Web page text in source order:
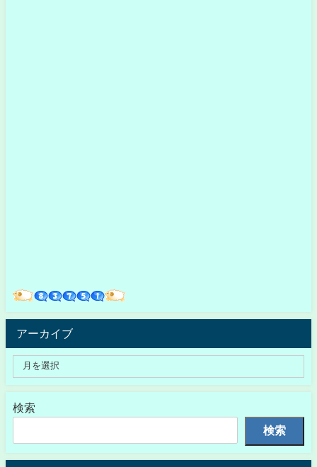
アーカイブ
検索
検索